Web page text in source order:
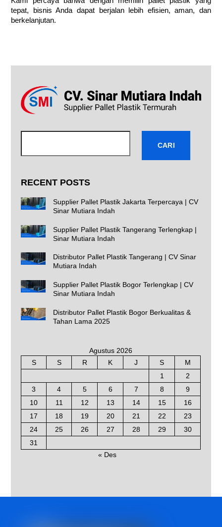
tepat, bisnis Anda dapat berjalan lebih efisien, aman, dan
berkelanjutan.
CARI
RECENT POSTS
Supplier Pallet Plastik Jakarta Terpercaya | CV
Sinar Mutiara Indah
Supplier Pallet Plastik Tangerang Terlengkap |
Sinar Mutiara Indah
Distributor Pallet Plastik Tangerang | CV Sinar
Mutiara Indah
Supplier Pallet Plastik Bogor Terlengkap | CV
Sinar Mutiara Indah
Distributor Pallet Plastik Bogor Berkualitas &
Tahan Lama 2025
Agustus 2026
S
S R K J S
M
1
2
3
4 5 6 7 8
9
10
11 12 13 14 15
16
17
18 19 20 21 22
23
24
25 26 27 28 29
30
31
« Des